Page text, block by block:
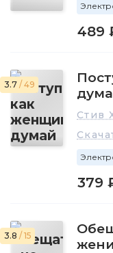
489
3.7 / 49
Стив
379
3.8 / 15